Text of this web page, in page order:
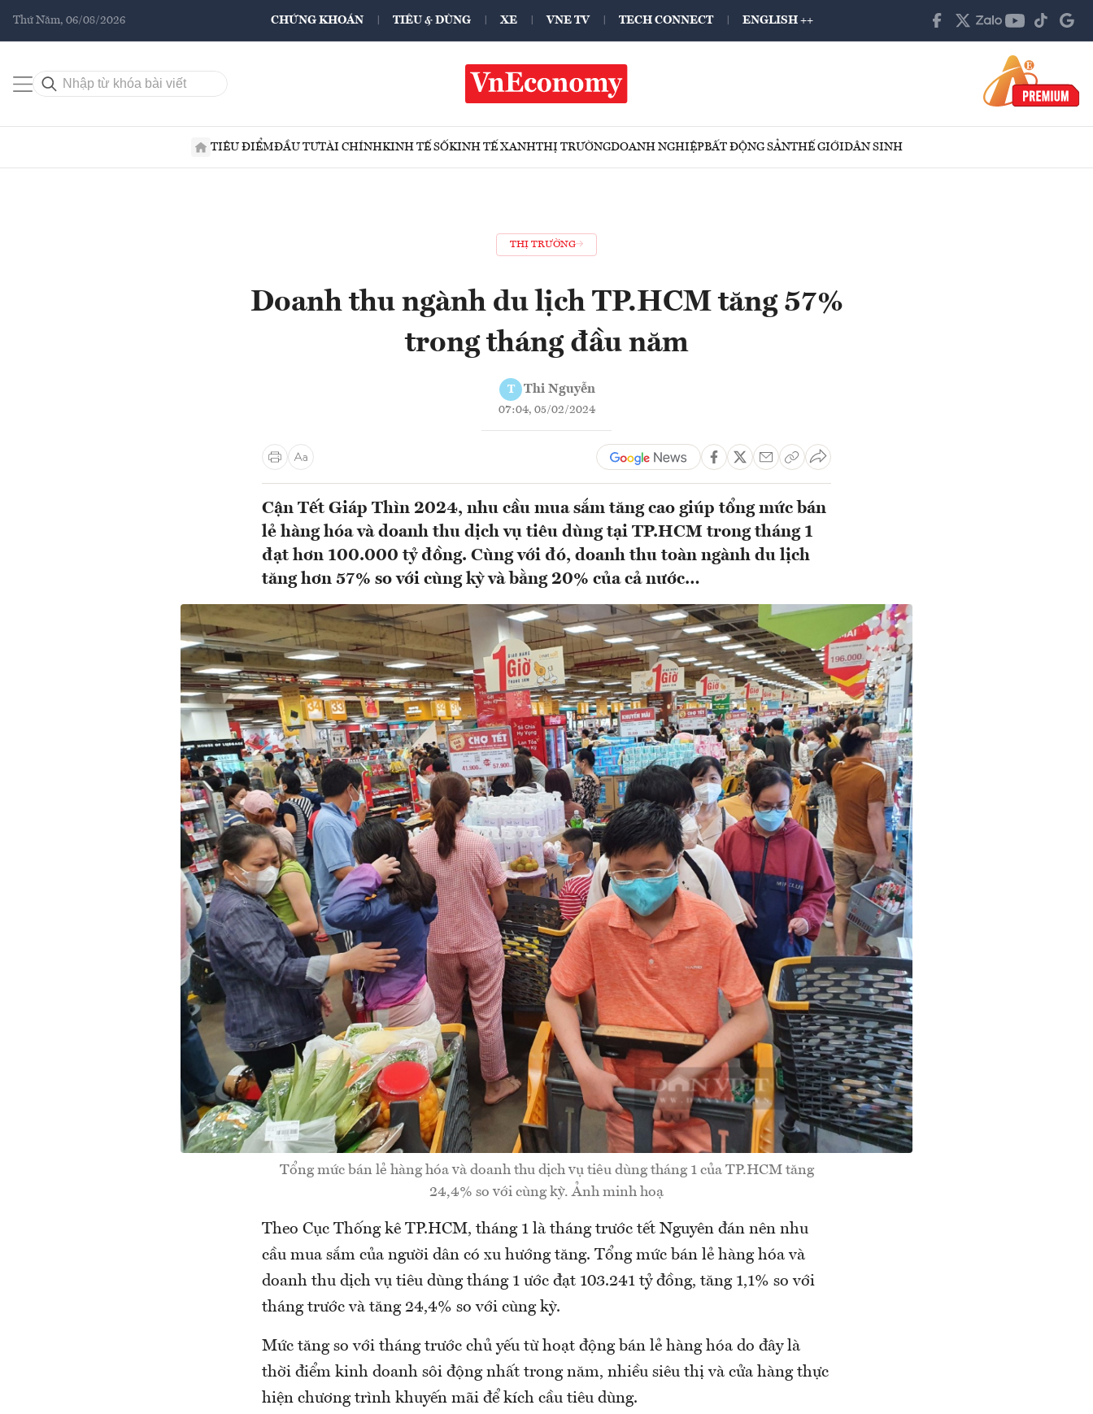
Thứ Năm, 06/08/2026 CHỨNG KHOÁN TIÊU & DÙNG XE VNE TV TECH CONNECT ENGLISH ++
TIÊU ĐIỂMĐẦU TƯTÀI CHÍNHKINH TẾ SỐKINH TẾ XANHTHỊ TRƯỜNGDOANH NGHIỆPBẤT ĐỘNG SẢNTHẾ GIỚIDÂN SINH
THỊ TRƯỜNG
Doanh thu ngành du lịch TP.HCM tăng 57%
trong tháng đầu năm
T Thi Nguyễn
07:04, 05/02/2024
Cận Tết Giáp Thìn 2024, nhu cầu mua sắm tăng cao giúp tổng mức bán
lẻ hàng hóa và doanh thu dịch vụ tiêu dùng tại TP.HCM trong tháng 1
đạt hơn 100.000 tỷ đồng. Cùng với đó, doanh thu toàn ngành du lịch
tăng hơn 57% so với cùng kỳ và bằng 20% của cả nước…
Tổng mức bán lẻ hàng hóa và doanh thu dịch vụ tiêu dùng tháng 1 của TP.HCM tăng
24,4% so với cùng kỳ. Ảnh minh hoạ
Theo Cục Thống kê TP.HCM, tháng 1 là tháng trước tết Nguyên đán nên nhu
cầu mua sắm của người dân có xu hướng tăng. Tổng mức bán lẻ hàng hóa và
doanh thu dịch vụ tiêu dùng tháng 1 ước đạt 103.241 tỷ đồng, tăng 1,1% so với
tháng trước và tăng 24,4% so với cùng kỳ.
Mức tăng so với tháng trước chủ yếu từ hoạt động bán lẻ hàng hóa do đây là
thời điểm kinh doanh sôi động nhất trong năm, nhiều siêu thị và cửa hàng thực
hiện chương trình khuyến mãi để kích cầu tiêu dùng.